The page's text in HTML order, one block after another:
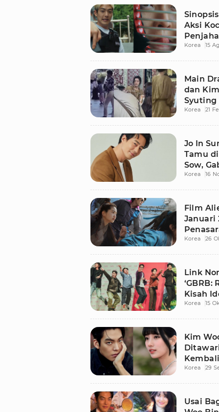
Aksi
Korea 15
Main
dan
Syuting
Korea 21
Jo In
Tamu
Sow,
hingga
Korea 16
Film
Januari
Korea 26
Link
‘GBRB:
Kisah
Korea 15
Kim
Kembali
Korea 29
Usai